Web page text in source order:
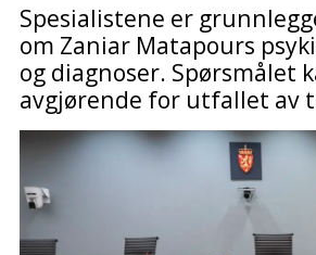
Spesialistene er
om Zaniar Matapours
og diagnoser. Spørsmålet
avgjørende for utfallet av